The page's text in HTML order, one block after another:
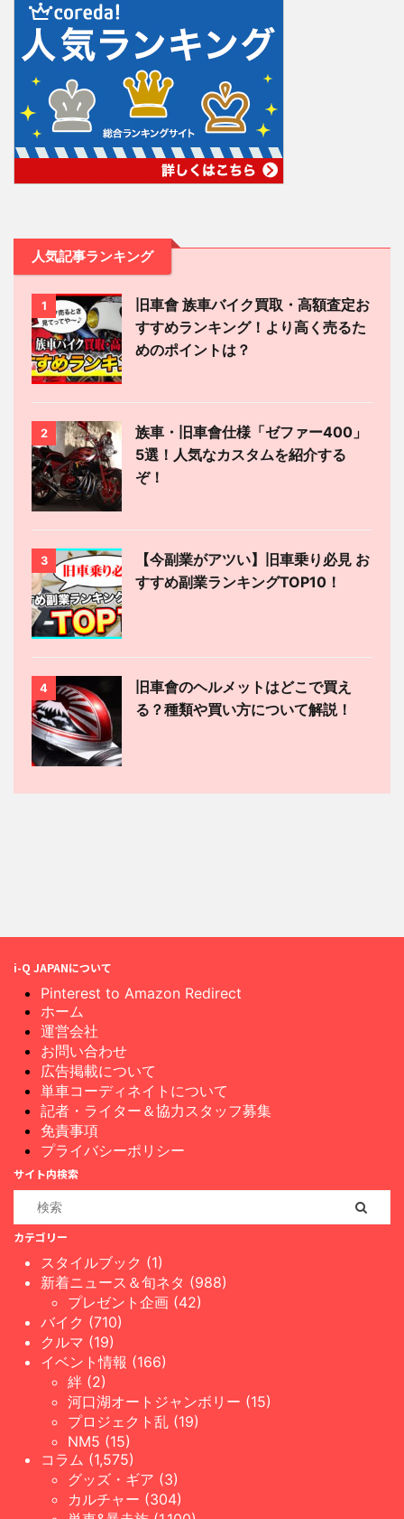
人気記事ランキング
1
旧車會 族車バイク買取・高額査定お
すすめランキング！より高く売るた
めのポイントは？
2
族車・旧車會仕様「ゼファー400」
5選！人気なカスタムを紹介する
ぞ！
3
【今副業がアツい】旧車乗り必見 お
すすめ副業ランキングTOP10！
4
旧車會のヘルメットはどこで買え
る？種類や買い方について解説！
i-Q JAPANについて
Pinterest to Amazon Redirect
ホーム
運営会社
お問い合わせ
広告掲載について
単車コーディネイトについて
記者・ライター＆協力スタッフ募集
免責事項
プライバシーポリシー
サイト内検索
カテゴリー
スタイルブック (1)
新着ニュース＆旬ネタ (988)
プレゼント企画 (42)
バイク (710)
クルマ (19)
イベント情報 (166)
絆 (2)
河口湖オートジャンボリー (15)
プロジェクト乱 (19)
NM5 (15)
コラム (1,575)
グッズ・ギア (3)
カルチャー (304)